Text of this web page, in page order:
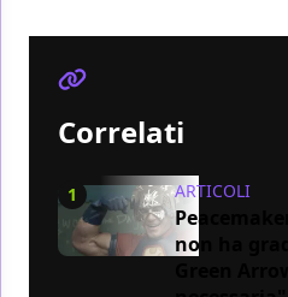
Correlati
1 ARTICOLI
non ha